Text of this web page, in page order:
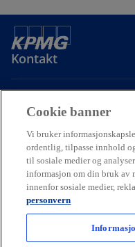
Kontakt
Om oss
Karriere
© 2026 KPMG AS and
Cookie banner
Vi bruker
ordentlig, tilpasse innhold
til sosiale medier og
informasjon om din bruk av
innenfor sosiale medier,
personvern